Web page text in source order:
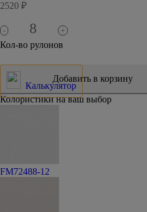
2520 ₽
- +
Кол-во рулонов
Калькулятор
Колористики на ваш выбор
FM72488-12